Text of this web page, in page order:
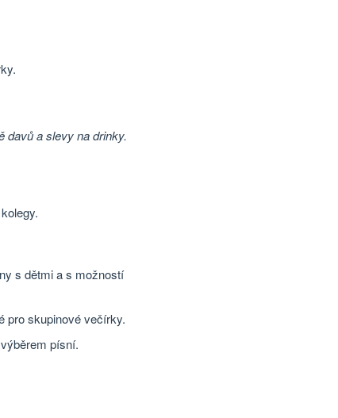
davů a slevy na drinky.
s dětmi a s možností
pro skupinové večírky.
písní.